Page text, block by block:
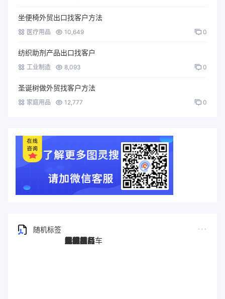
坐便椅外贸出口找客户方法
医疗用品 10,649 0
纺织助剂产品出口找客户
工业制造 8,093 0
圣诞树做外贸找客户方法
家庭用品 12,777 0
随机标签
图灵搜
电子秤
劳保手套
压缩机
宠物用品
纸袋
塑料袋
箱包
圣诞树
电子烟
集装箱
沙发
户外用品
美容用品
红酒
电动自行车
服装
母婴用品
石材
壁纸
建筑材料